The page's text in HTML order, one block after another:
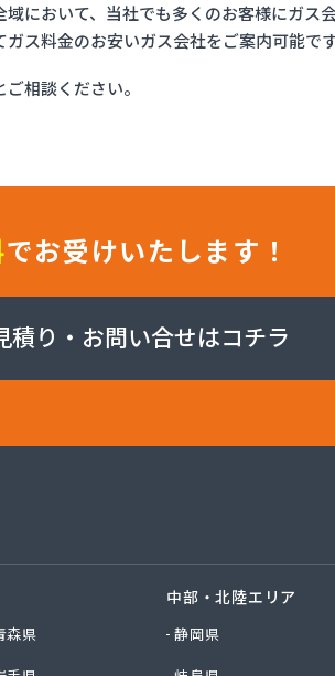
において、当社でも多くのお客様にガス
ス料金のお安いガス会社をご案内可能です
相談ください。
でお受けいたします！
積り・お問い合せはコチラ
森県
中部・北陸エリア
静岡県